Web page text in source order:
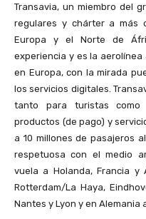
Transavia, un miembro del
regulares y chárter a más
Europa y el Norte de
experiencia y es la
en Europa, con la mirada
los servicios digitales.
tanto para turistas como
productos (de pago) y
a 10 millones de pasajeros
respetuosa con el medio
vuela a Holanda, Francia y
Rotterdam/La Haya,
Nantes y Lyon y en Alemania